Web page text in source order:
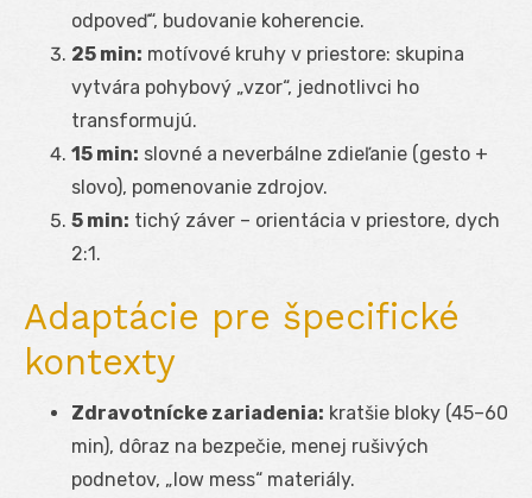
odpoveď“, budovanie koherencie.
25 min: motívové kruhy v priestore: skupina
vytvára pohybový „vzor“, jednotlivci ho
transformujú.
15 min: slovné a neverbálne zdieľanie (gesto +
slovo), pomenovanie zdrojov.
5 min: tichý záver – orientácia v priestore, dych
2:1.
Adaptácie pre špecifické
kontexty
Zdravotnícke zariadenia: kratšie bloky (45–60
min), dôraz na bezpečie, menej rušivých
podnetov, „low mess“ materiály.